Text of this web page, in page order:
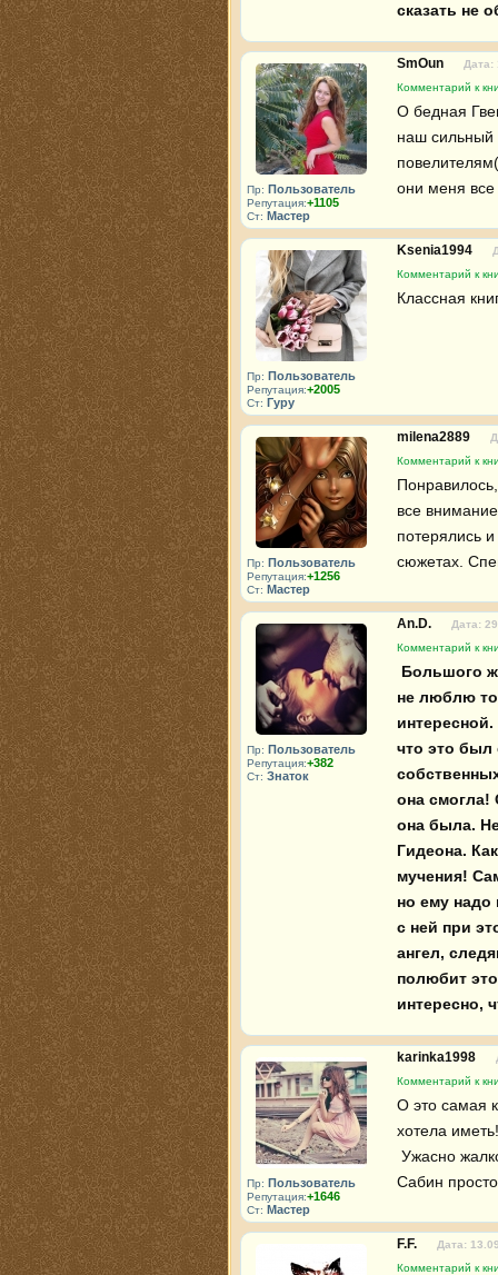
сказать не
Пр: Пользователь
Репутация:+1105
Ст: Мастер
SmOun
Дата:
Комментарий к
О бедная
наш
они меня все
Пр: Пользователь
Репутация:+2005
Ст: Гуру
Ksenia1994
Комментарий к
Классная
Пр: Пользователь
Репутация:+1256
Ст: Мастер
milena2889
Комментарий к
все
потерялись
сюжетах.
Пр: Пользователь
Репутация:+382
Ст: Знаток
An.D.
Дата:
Комментарий к
не люблю
что это был
она смогла!
она была.
Гидеона.
мучения!
но ему надо
с ней при
ангел,
полюбит
интересно,
Пр: Пользователь
Репутация:+1646
Ст: Мастер
karinka1998
Комментарий к
О это самая
хотела
Сабин
F.F.
Дата:
Комментарий к